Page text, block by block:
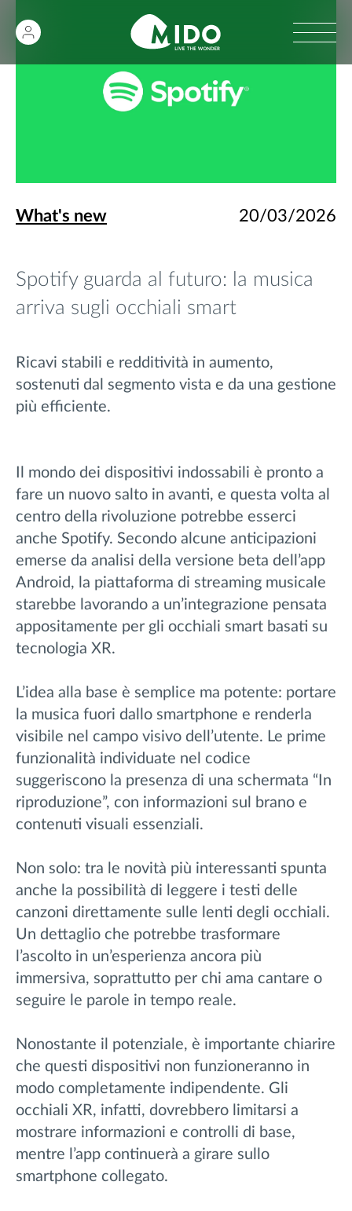
What's new 20/03/2026
Spotify guarda al futuro: la musica
arriva sugli occhiali smart
Ricavi stabili e redditività in aumento,
sostenuti dal segmento vista e da una gestione
più efficiente.
Il mondo dei dispositivi indossabili è pronto a
fare un nuovo salto in avanti, e questa volta al
centro della rivoluzione potrebbe esserci
anche Spotify. Secondo alcune anticipazioni
emerse da analisi della versione beta dell’app
Android, la piattaforma di streaming musicale
starebbe lavorando a un’integrazione pensata
appositamente per gli occhiali smart basati su
tecnologia XR.
L’idea alla base è semplice ma potente: portare
la musica fuori dallo smartphone e renderla
visibile nel campo visivo dell’utente. Le prime
funzionalità individuate nel codice
suggeriscono la presenza di una schermata “In
riproduzione”, con informazioni sul brano e
contenuti visuali essenziali.
Non solo: tra le novità più interessanti spunta
anche la possibilità di leggere i testi delle
canzoni direttamente sulle lenti degli occhiali.
Un dettaglio che potrebbe trasformare
l’ascolto in un’esperienza ancora più
immersiva, soprattutto per chi ama cantare o
seguire le parole in tempo reale.
Nonostante il potenziale, è importante chiarire
che questi dispositivi non funzioneranno in
modo completamente indipendente. Gli
occhiali XR, infatti, dovrebbero limitarsi a
mostrare informazioni e controlli di base,
mentre l’app continuerà a girare sullo
smartphone collegato.